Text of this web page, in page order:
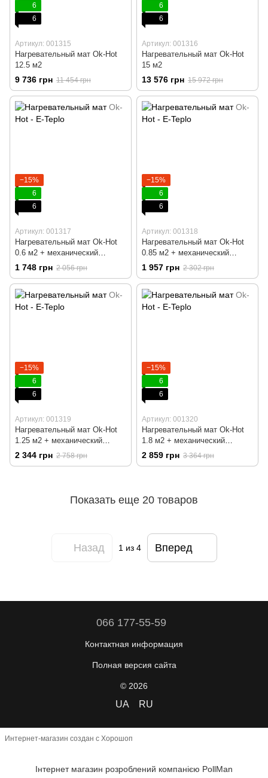
6
6
Артикул: 001315
Нагревательный мат Ok-Hot
12.5 м2
9 736 грн 11 454 грн
6
6
Артикул: 001316
Нагревательный мат Ok-Hot
15 м2
13 576 грн 15 972 грн
−15%
6
6
Артикул: 001317
Нагревательный мат Ok-Hot
0.6 м2 + механический
терморегулятор RTC 70
1 748 грн 2 056 грн
−15%
6
6
Артикул: 001318
Нагревательный мат Ok-Hot
0.85 м2 + механический
терморегулятор RTC 70
1 957 грн 2 302 грн
−15%
6
6
Артикул: 001319
Нагревательный мат Ok-Hot
1.25 м2 + механический
терморегулятор RTC 70
2 344 грн 2 758 грн
−15%
6
6
Артикул: 001320
Нагревательный мат Ok-Hot
1.8 м2 + механический
терморегулятор RTC 70
2 859 грн 3 364 грн
Показать еще 20 товаров
Назад 1из 4 Вперед
066 177-55-59
Контактная информация
Полная версия сайта
© 2026
UA RU
Интернет-магазин создан с Хорошоп
Інтернет магазин розроблений компанією PollMan